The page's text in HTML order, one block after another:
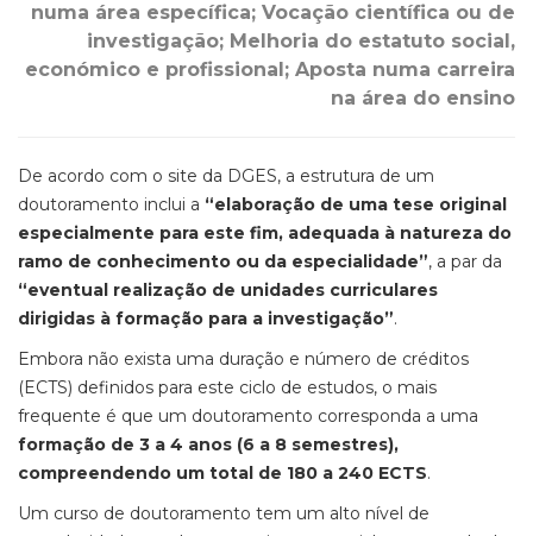
numa área específica; Vocação científica ou de
investigação; Melhoria do estatuto social,
económico e profissional; Aposta numa carreira
na área do ensino
De acordo com o site da DGES, a estrutura de um
doutoramento inclui a “elaboração de uma tese original
especialmente para este fim, adequada à natureza do
ramo de conhecimento ou da especialidade”, a par da
“eventual realização de unidades curriculares
dirigidas à formação para a investigação”.
Embora não exista uma duração e número de créditos
(ECTS) definidos para este ciclo de estudos, o mais
frequente é que um doutoramento corresponda a uma
formação de 3 a 4 anos (6 a 8 semestres),
compreendendo um total de 180 a 240 ECTS.
Um curso de doutoramento tem um alto nível de